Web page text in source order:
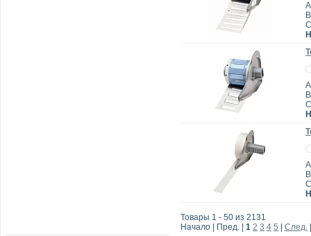
Товары 1 - 50 из 2131
Начало | Пред. | 1 2 3 4 5 След.